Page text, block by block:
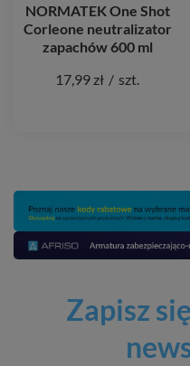
NORMATEK One Shot
Corleone neutralizator
zapachów 600 ml
17,99 zł / szt.
Zapisz